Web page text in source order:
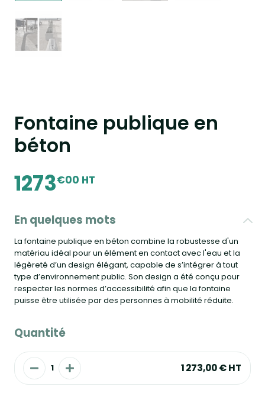
Fontaine publique en
béton
1273€00 HT
En quelques mots
La fontaine publique en béton combine la robustesse d'un
matériau idéal pour un élément en contact avec l'eau et la
légèreté d’un design élégant, capable de s’intégrer à tout
type d’environnement public. Son design a été conçu pour
respecter les normes d’accessibilité afin que la fontaine
puisse être utilisée par des personnes à mobilité réduite.
Quantité
1 273,00 €HT